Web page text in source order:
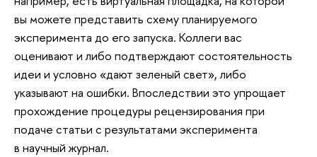
вы можете представить схему планируемого
эксперимента до его запуска. Коллеги вас
оценивают и либо подтверждают состоятельность
идеи и условно «дают зеленый свет», либо
указывают на ошибки. Впоследствии это упрощает
прохождение процедуры рецензирования при
подаче статьи с результатами эксперимента
в научный журнал.